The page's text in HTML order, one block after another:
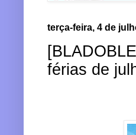
terça-feira, 4 de
férias de